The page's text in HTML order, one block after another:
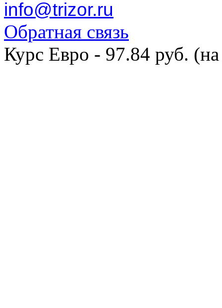
info@trizor.ru
Обратная связь
Курс Евро - 97.84 руб.